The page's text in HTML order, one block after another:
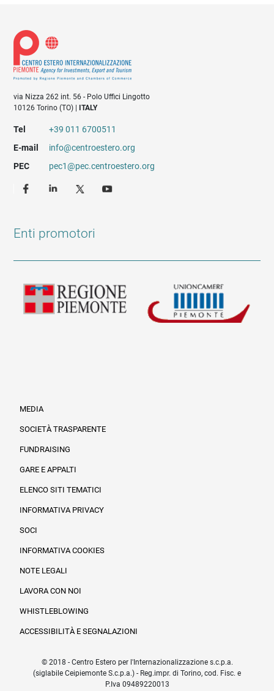
via Nizza 262 int. 56 - Polo Uffici Lingotto
10126 Torino (TO) |
ITALY
Tel
+39 011 6700511
E-mail
info@centroestero.org
PEC
pec1@pec.centroestero.org
Enti promotori
MEDIA
SOCIETÀ TRASPARENTE
FUNDRAISING
GARE E APPALTI
ELENCO SITI TEMATICI
INFORMATIVA PRIVACY
SOCI
INFORMATIVA COOKIES
NOTE LEGALI
LAVORA CON NOI
WHISTLEBLOWING
ACCESSIBILITÀ E SEGNALAZIONI
© 2018 - Centro Estero per l'Internazionalizzazione s.c.p.a.
(siglabile Ceipiemonte S.c.p.a.) - Reg.impr. di Torino, cod. Fisc. e
P.Iva 09489220013